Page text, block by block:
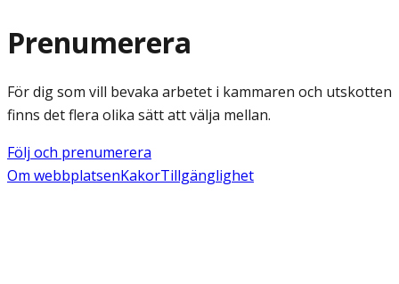
Prenumerera
För dig som vill bevaka arbetet i kammaren och utskotten
finns det flera olika sätt att välja mellan.
Följ och prenumerera
Om webbplatsenKakorTillgänglighet